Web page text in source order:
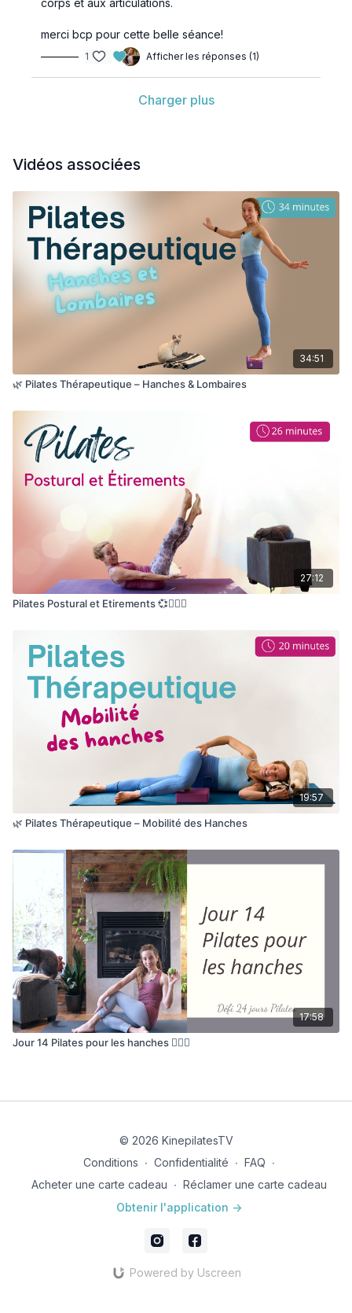
corps et aux articulations.
merci bcp pour cette belle séance!
1 Afficher les réponses (1)
Charger plus
Vidéos associées
34:51
🌿 Pilates Thérapeutique – Hanches & Lombaires
27:12
Pilates Postural et Etirements 💞🧘🏽‍♀️
19:57
🌿 Pilates Thérapeutique – Mobilité des Hanches
17:58
Jour 14 Pilates pour les hanches 🧘🏽‍♀️
© 2026 KinepilatesTV
Conditions ∙ Confidentialité ∙ FAQ ∙
Acheter une carte cadeau ∙ Réclamer une carte cadeau
Obtenir l'application ->
Powered by Uscreen